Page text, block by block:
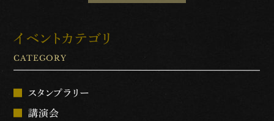
イベントカテゴリ
CATEGORY
スタンプラリー
講演会